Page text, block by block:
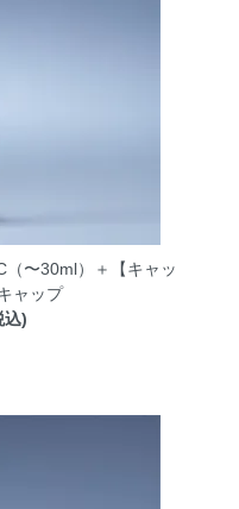
（〜30ml）＋【キャッ
ャップ
込)